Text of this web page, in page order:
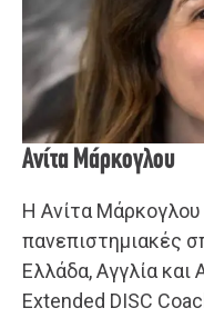
Ανίτα Μάρκογλου
Η Ανίτα Μάρκογλου
πανεπιστημιακές
Ελλάδα, Αγγλία και
Extended DISC